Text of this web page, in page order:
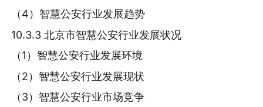
（4）智慧公安行业发展趋势
10.3.3 北京市智慧公安行业发展状况
（1）智慧公安行业发展环境
（2）智慧公安行业发展现状
（3）智慧公安行业市场竞争